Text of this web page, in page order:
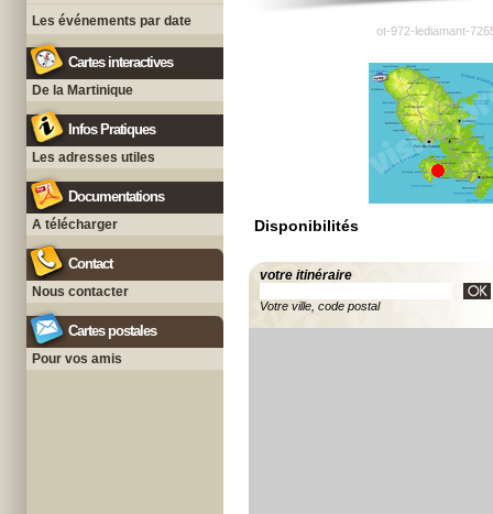
Les événements par date
Cartes interactives
De la Martinique
Infos Pratiques
Les adresses utiles
Documentations
A télécharger
Contact
Nous contacter
Cartes postales
Pour vos amis
ot-972-lediamant-
Disponibilités
votre itinéraire
Votre ville, code postal